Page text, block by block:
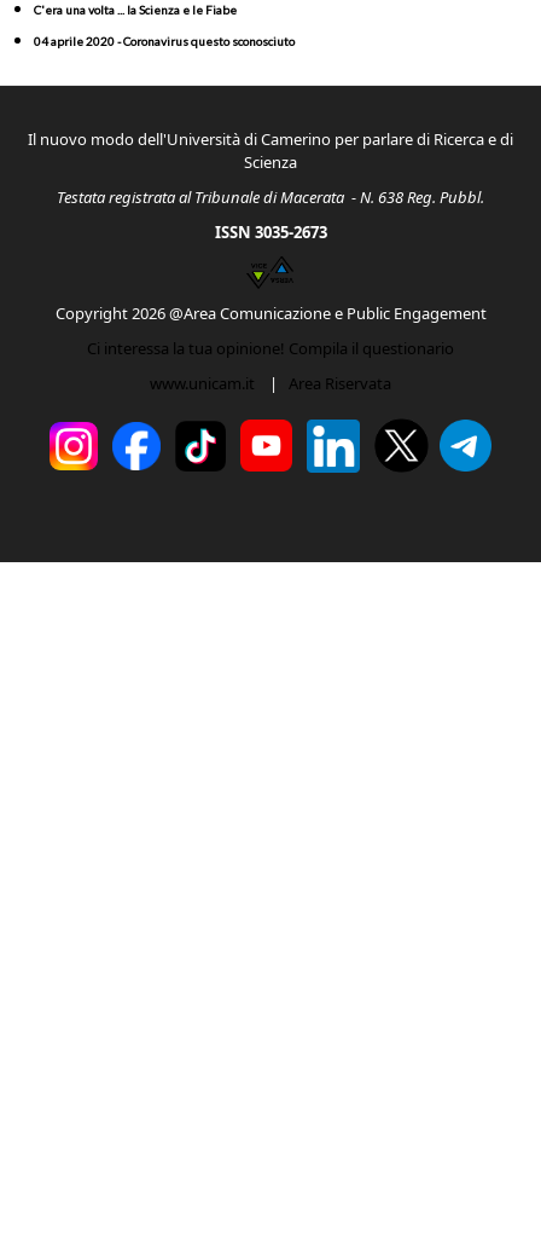
C'era una volta ... la Scienza e le Fiabe
04 aprile 2020 - Coronavirus questo sconosciuto
Il nuovo modo dell'Università di Camerino per parlare di Ricerca e di
Scienza
Testata registrata al Tribunale di Macerata - N. 638 Reg. Pubbl.
ISSN 3035-2673
Copyright 2026 @Area Comunicazione e Public Engagement
Ci interessa la tua opinione! Compila il questionario
www.unicam.it | Area Riservata